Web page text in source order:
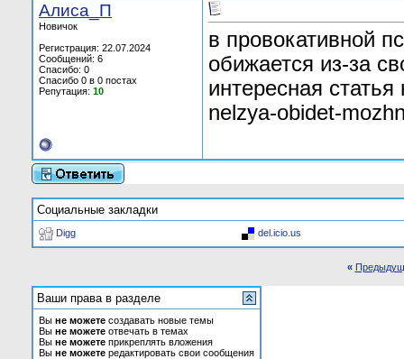
Алиса_П
Новичок
Регистрация: 22.07.2024
Сообщений: 6
Спасибо: 0
Спасибо 0 в 0 постах
Репутация: 10
в провокативной
обижается из-за
интересная
nelzya-obidet-
Социальные закладки
Digg del.icio.us
«
Ваши права в разделе
Вы не можете создавать новые темы
Вы не можете отвечать в темах
Вы не можете прикреплять вложения
Вы не можете редактировать свои сообщения